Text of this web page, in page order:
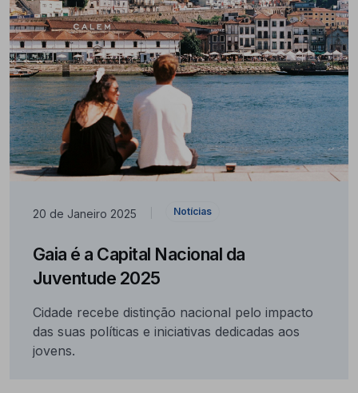
20 de Janeiro 2025 Notícias
Gaia é a Capital Nacional da
Juventude 2025
Cidade recebe distinção nacional pelo impacto
das suas políticas e iniciativas dedicadas aos
jovens.